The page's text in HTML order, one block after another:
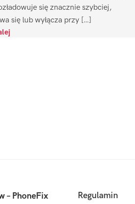
się znacznie szybciej,
się lub wyłącza przy […]
– PhoneFix
Regulamin